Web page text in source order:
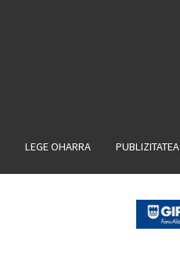
LEGE OHARRA PUBLIZITATEA